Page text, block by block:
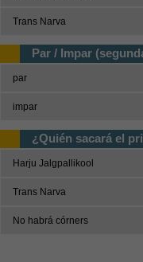
Trans Narva
Par / Impar
par
impar
¿Quién sacará el
Harju Jalgpallikool
Trans Narva
No habrá córners